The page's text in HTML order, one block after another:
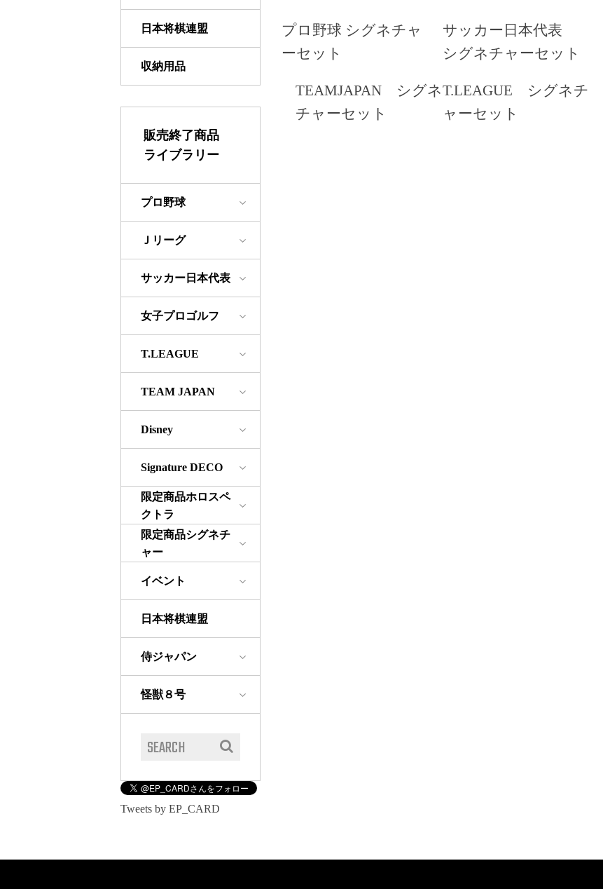
日本将棋連盟
収納用品
販売終了商品
ライブラリー
プロ野球
Ｊリーグ
サッカー日本代表
女子プロゴルフ
T.LEAGUE
TEAM JAPAN
Disney
Signature DECO
限定商品ホロスペ
クトラ
限定商品シグネチ
ャー
イベント
日本将棋連盟
侍ジャパン
怪獣８号
Tweets by EP_CARD
プロ野球 シグネチャ
ーセット
サッカー日本代表
シグネチャーセット
TEAMJAPAN シグネ
チャーセット
T.LEAGUE シグネチ
ャーセット